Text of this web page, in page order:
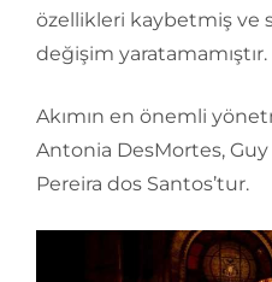
özellikleri kaybetmiş ve
değişim yaratamamıştır.
Akımın en önemli
Antonia DesMortes,
Pereira dos Santos’tur.